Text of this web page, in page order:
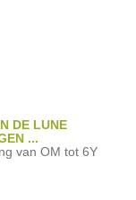
DE LUNE
...
van OM tot 6Y